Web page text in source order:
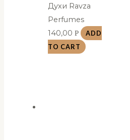
Духи Ravza
Perfumes
140,00Р
ADD
TO CART